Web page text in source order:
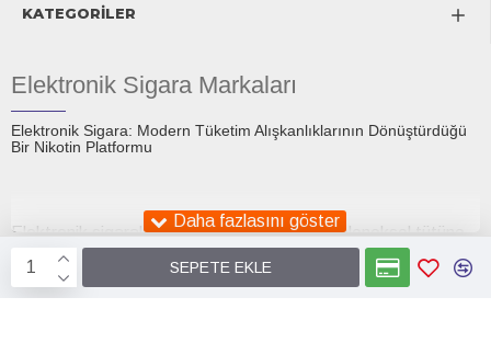
SEPETE EKLE
KATEGORİLER
Elektronik Sigara Markaları
Elektronik Sigara: Modern Tüketim Alışkanlıklarının Dönüştürdüğü
Bir Nikotin Platformu
Elektronik sigaralar, son on yıl içinde hem geleneksel tütüne
alternatif olarak sunulan bir tüketim aracı hem de küresel bir
tartışma konusu hâline gelmiştir. İlk ortaya çıktıklarında